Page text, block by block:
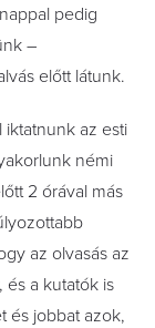
pedig
–
előtt látunk.
az esti
némi
2 órával más
az olvasás az
a kutatók is
és jobbat azok,